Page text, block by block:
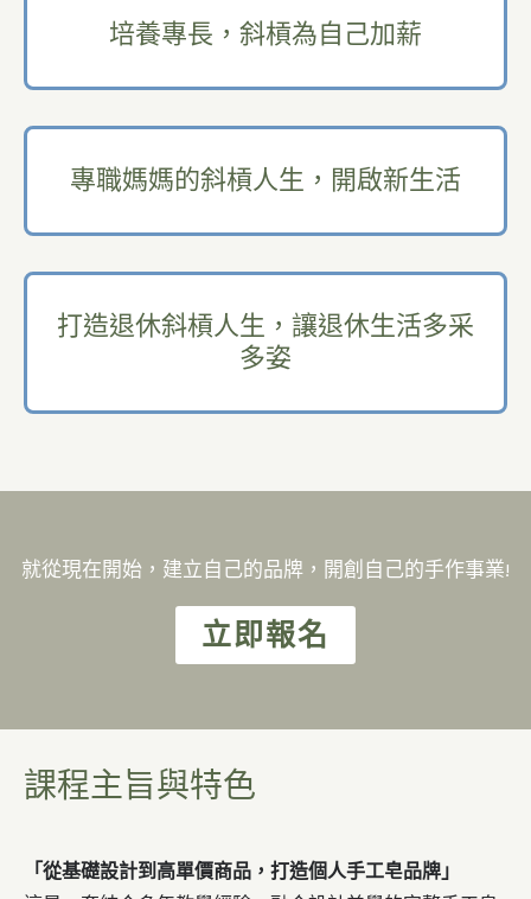
培養專長，斜槓為自己加薪
專職媽媽的斜槓人生，開啟新生活
打造退休斜槓人生，讓退休生活多采
多姿
就從現在開始，建立自己的品牌，開創自己的手作事業!
立即報名
課程主旨與特色
「從基礎設計到高單價商品，打造個人手工皂品牌」